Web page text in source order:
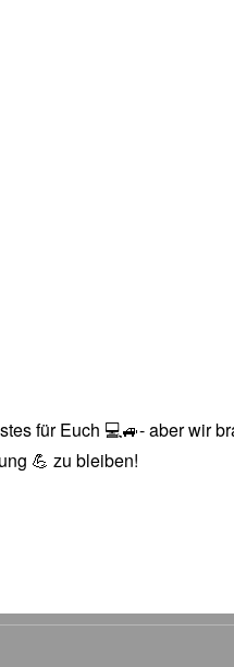
für Euch 💻🚙- aber wir
💪 zu bleiben!